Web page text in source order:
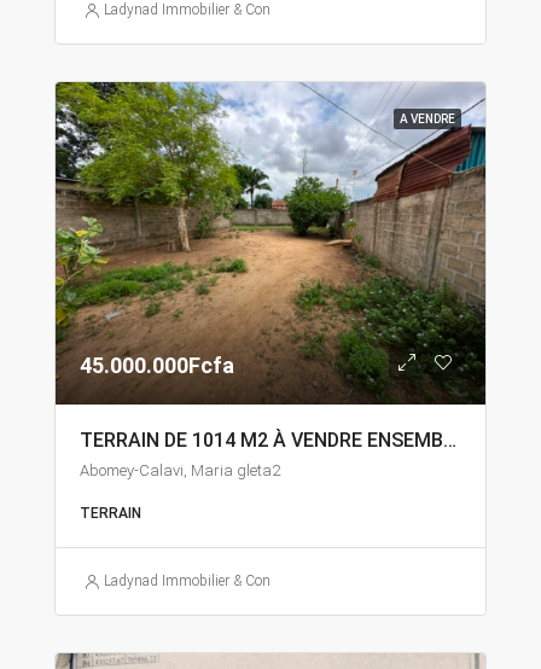
Ladynad Immobilier & Construction
A VENDRE
45.000.000Fcfa
TERRAIN DE 1014 M2 À VENDRE ENSEMBLE À ABOMEY-CALAVI MARIA GLETA
Abomey-Calavi, Maria gleta2
TERRAIN
Ladynad Immobilier & Construction